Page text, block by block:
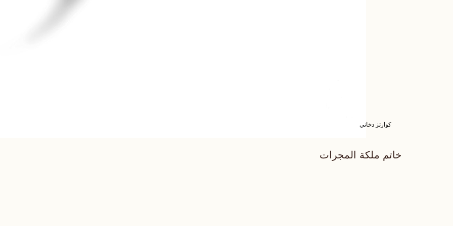
كوارتز دخاني
خاتم ملكة المجرات